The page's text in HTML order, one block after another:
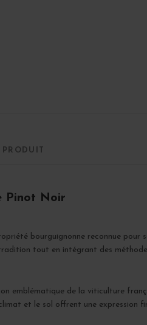
Pinot Noir
bourguignonne reconnue pour
tout en intégrant des
emblématique de la viticulture
et le sol offrent une expression